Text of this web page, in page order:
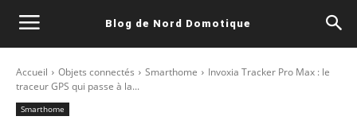
Blog de Nord Domotique
Accueil Objets connectés Smarthome
Invoxia Tracker Pro Max : le
traceur GPS qui passe à la...
Smarthome